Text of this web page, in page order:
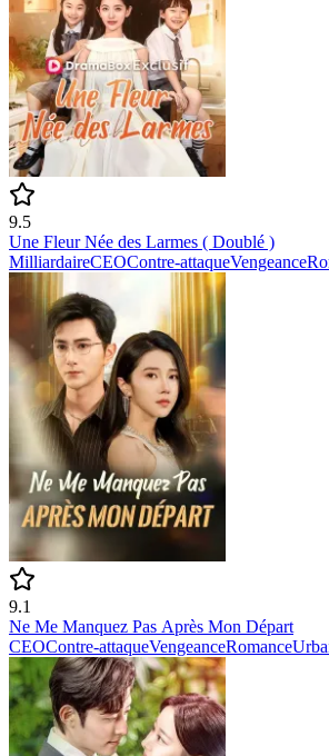
9.5
Une Fleur Née des Larmes ( Doublé )
MilliardaireCEOContre-attaqueVengeance
9.1
Ne Me Manquez Pas Après Mon Départ
CEOContre-attaqueVengeanceRomance